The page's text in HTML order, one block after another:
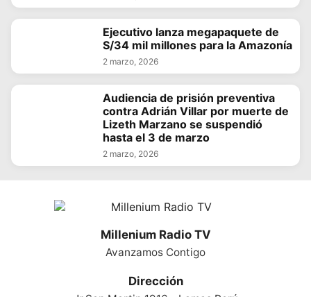
Ejecutivo lanza megapaquete de
S/34 mil millones para la Amazonía
2 marzo, 2026
Audiencia de prisión preventiva
contra Adrián Villar por muerte de
Lizeth Marzano se suspendió
hasta el 3 de marzo
2 marzo, 2026
Millenium Radio TV
Avanzamos Contigo
Dirección